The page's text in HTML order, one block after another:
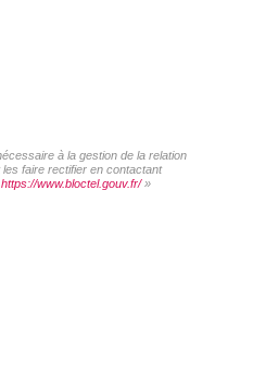
à la gestion de la relation
faire rectifier en contactant
https://www.bloctel.gouv.fr/»